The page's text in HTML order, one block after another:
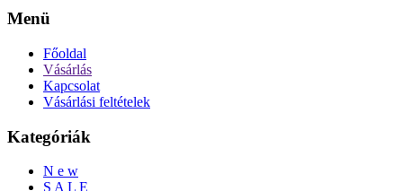
Menü
Főoldal
Vásárlás
Kapcsolat
Vásárlási feltételek
Kategóriák
N e w
S A L E